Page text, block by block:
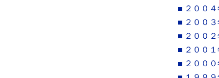
■ ２００
■ ２００
■ ２００
■ ２００
■ ２００